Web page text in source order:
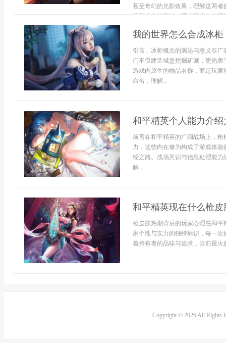
甚至奇幻的光影效果，理解这两
的脉冲电路开始，逐步探索如何
我的世界怎么合成冰
引言，冰柜概念的源起与意义在
们不仅建造城堡挖掘矿藏，更热
游戏内原生的物品名称，而是玩
命名，理解...
和平精英个人能力介
前言在和平精英的广阔战场上，
力，这些内在修为构成了游戏体
经之路。战场意识与信息处理能
解，...
和平精英现在什么枪
枪皮肤热潮背后的玩家心理在和
家个性与实力的独特标识，每一
着持有者的品味与追求，当前最
Copyright © 2026 All Rights